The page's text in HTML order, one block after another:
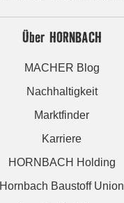
Über HORNBACH
MACHER Blog
Nachhaltigkeit
Marktfinder
Karriere
HORNBACH Holding
Hornbach Baustoff Union